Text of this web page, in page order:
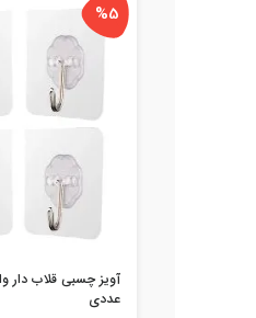
%5
عددی